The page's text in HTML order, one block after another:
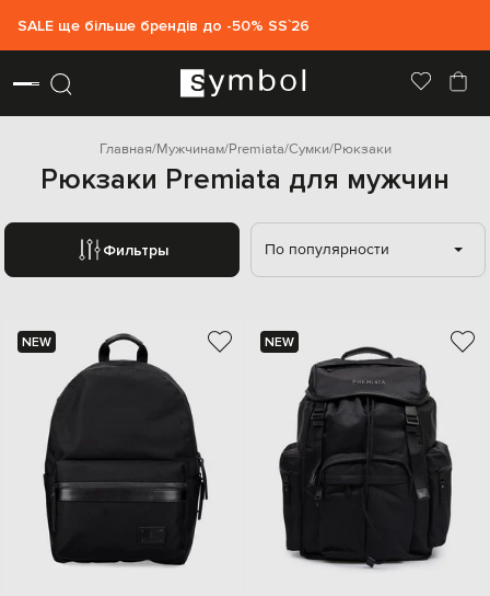
SALE ще більше брендів до -50% SS`26
Главная Мужчинам Premiata Сумки Рюкзаки
Рюкзаки Premiata для мужчин
Фильтры По популярности
NEW NEW